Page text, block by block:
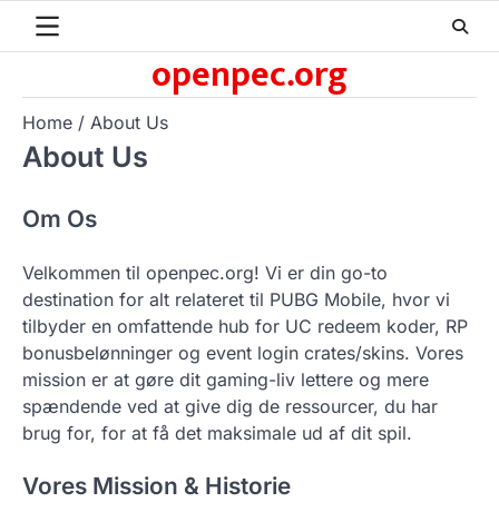
openpec.org
Home About Us
About Us
Om Os
Velkommen til openpec.org! Vi er din go-to
destination for alt relateret til PUBG Mobile, hvor vi
tilbyder en omfattende hub for UC redeem koder, RP
bonusbelønninger og event login crates/skins. Vores
mission er at gøre dit gaming-liv lettere og mere
spændende ved at give dig de ressourcer, du har
brug for, for at få det maksimale ud af dit spil.
Vores Mission & Historie